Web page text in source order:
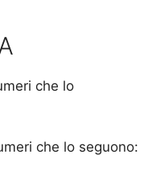
che lo
che lo seguono: